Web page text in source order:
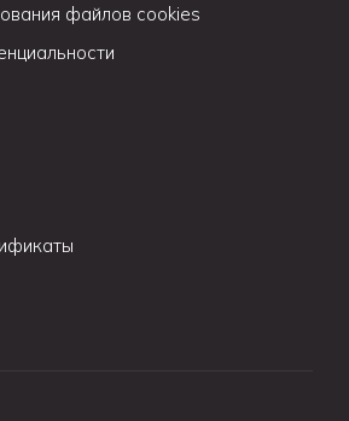
файлов cookies